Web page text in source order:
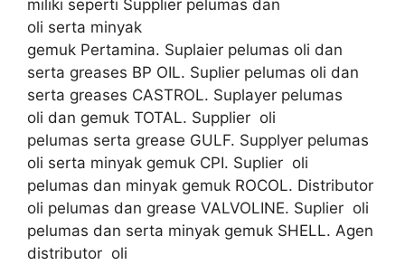
miliki seperti Supplier pelumas dan
oli serta minyak
gemuk Pertamina. Suplaier pelumas oli dan
serta greases BP OIL. Suplier pelumas oli dan
serta greases CASTROL. Suplayer pelumas
oli dan gemuk TOTAL. Supplier oli
pelumas serta grease GULF. Supplyer pelumas
oli serta minyak gemuk CPI. Suplier oli
pelumas dan minyak gemuk ROCOL. Distributor
oli pelumas dan grease VALVOLINE. Suplier oli
pelumas dan serta minyak gemuk SHELL. Agen
distributor oli